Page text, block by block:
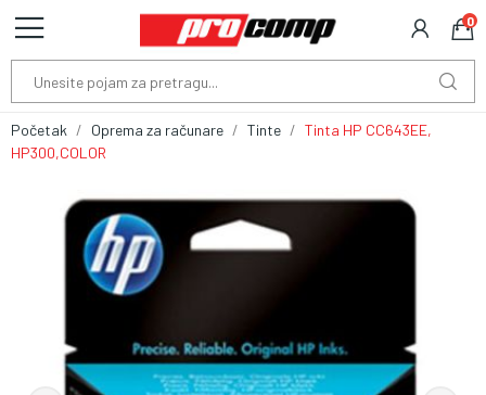
0
Početak Oprema za računare Tinte
Tinta HP CC643EE,
HP300,COLOR